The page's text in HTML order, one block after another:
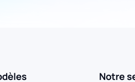
Notre